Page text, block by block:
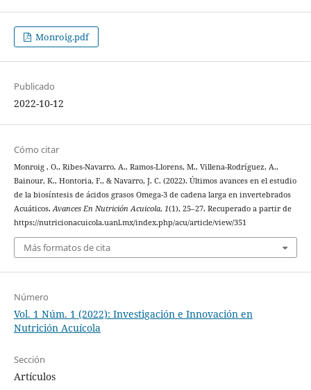
Monroig.pdf
Publicado
2022-10-12
Cómo citar
Monroig , O., Ribes-Navarro, A., Ramos-Llorens, M., Villena-Rodríguez, A.,
Bainour, K., Hontoria, F., & Navarro, J. C. (2022). Últimos avances en el estudio
de la biosíntesis de ácidos grasos Omega-3 de cadena larga en invertebrados
Acuáticos.Avances En Nutrición Acuicola, 1(1), 25–27. Recuperado a partir de
https://nutricionacuicola.uanl.mx/index.php/acu/article/view/351
Más formatos de cita
Número
Vol. 1 Núm. 1 (2022): Investigación e Innovación en
Nutrición Acuícola
Sección
Artículos